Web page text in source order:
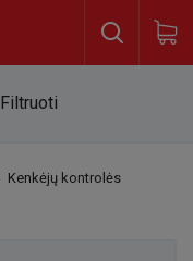
Filtruoti
Kenkėjų kontrolės